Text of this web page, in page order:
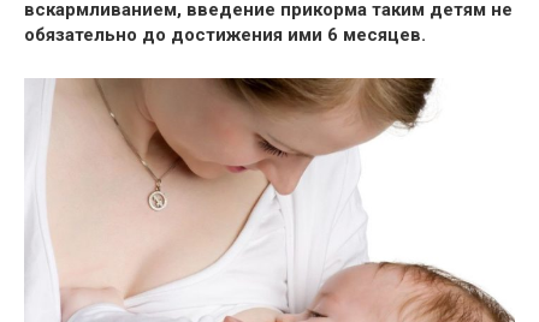
вскармливанием, введение прикорма таким детям не
обязательно до достижения ими 6 месяцев.